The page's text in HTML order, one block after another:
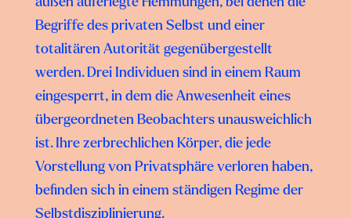
Begriffe des privaten Selbst und einer
totalitären Autorität gegenübergestellt
werden. Drei Individuen sind in einem Raum
eingesperrt, in dem die Anwesenheit eines
übergeordneten Beobachters unausweichlich
ist. Ihre zerbrechlichen Körper, die jede
Vorstellung von Privatsphäre verloren haben,
befinden sich in einem ständigen Regime der
Selbstdisziplinierung.